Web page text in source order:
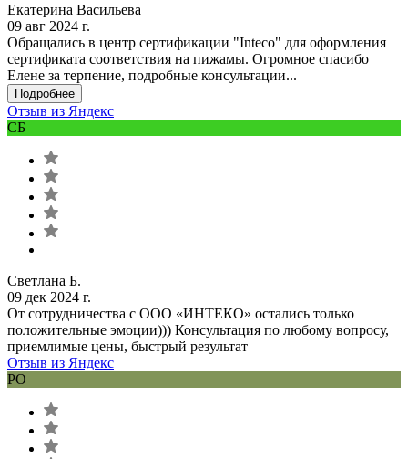
Екатерина Васильева
09 авг 2024 г.
Обращались в центр сертификации "Inteco" для оформления
сертификата соответствия на пижамы. Огромное спасибо
Елене за терпение, подробные консультации...
Подробнее
Отзыв из Яндекс
СБ
Светлана Б.
09 дек 2024 г.
От сотрудничества с ООО «ИНТЕКО» остались только
положительные эмоции))) Консультация по любому вопросу,
приемлимые цены, быстрый результат
Отзыв из Яндекс
РО